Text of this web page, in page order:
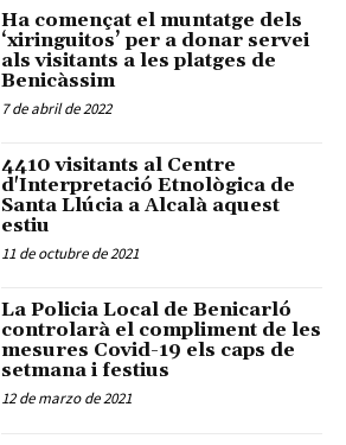
Ha començat el muntatge dels
‘xiringuitos’ per a donar servei
als visitants a les platges de
Benicàssim
7 de abril de 2022
4410 visitants al Centre
d'Interpretació Etnològica de
Santa Llúcia a Alcalà aquest
estiu
11 de octubre de 2021
La Policia Local de Benicarló
controlarà el compliment de les
mesures Covid-19 els caps de
setmana i festius
12 de marzo de 2021